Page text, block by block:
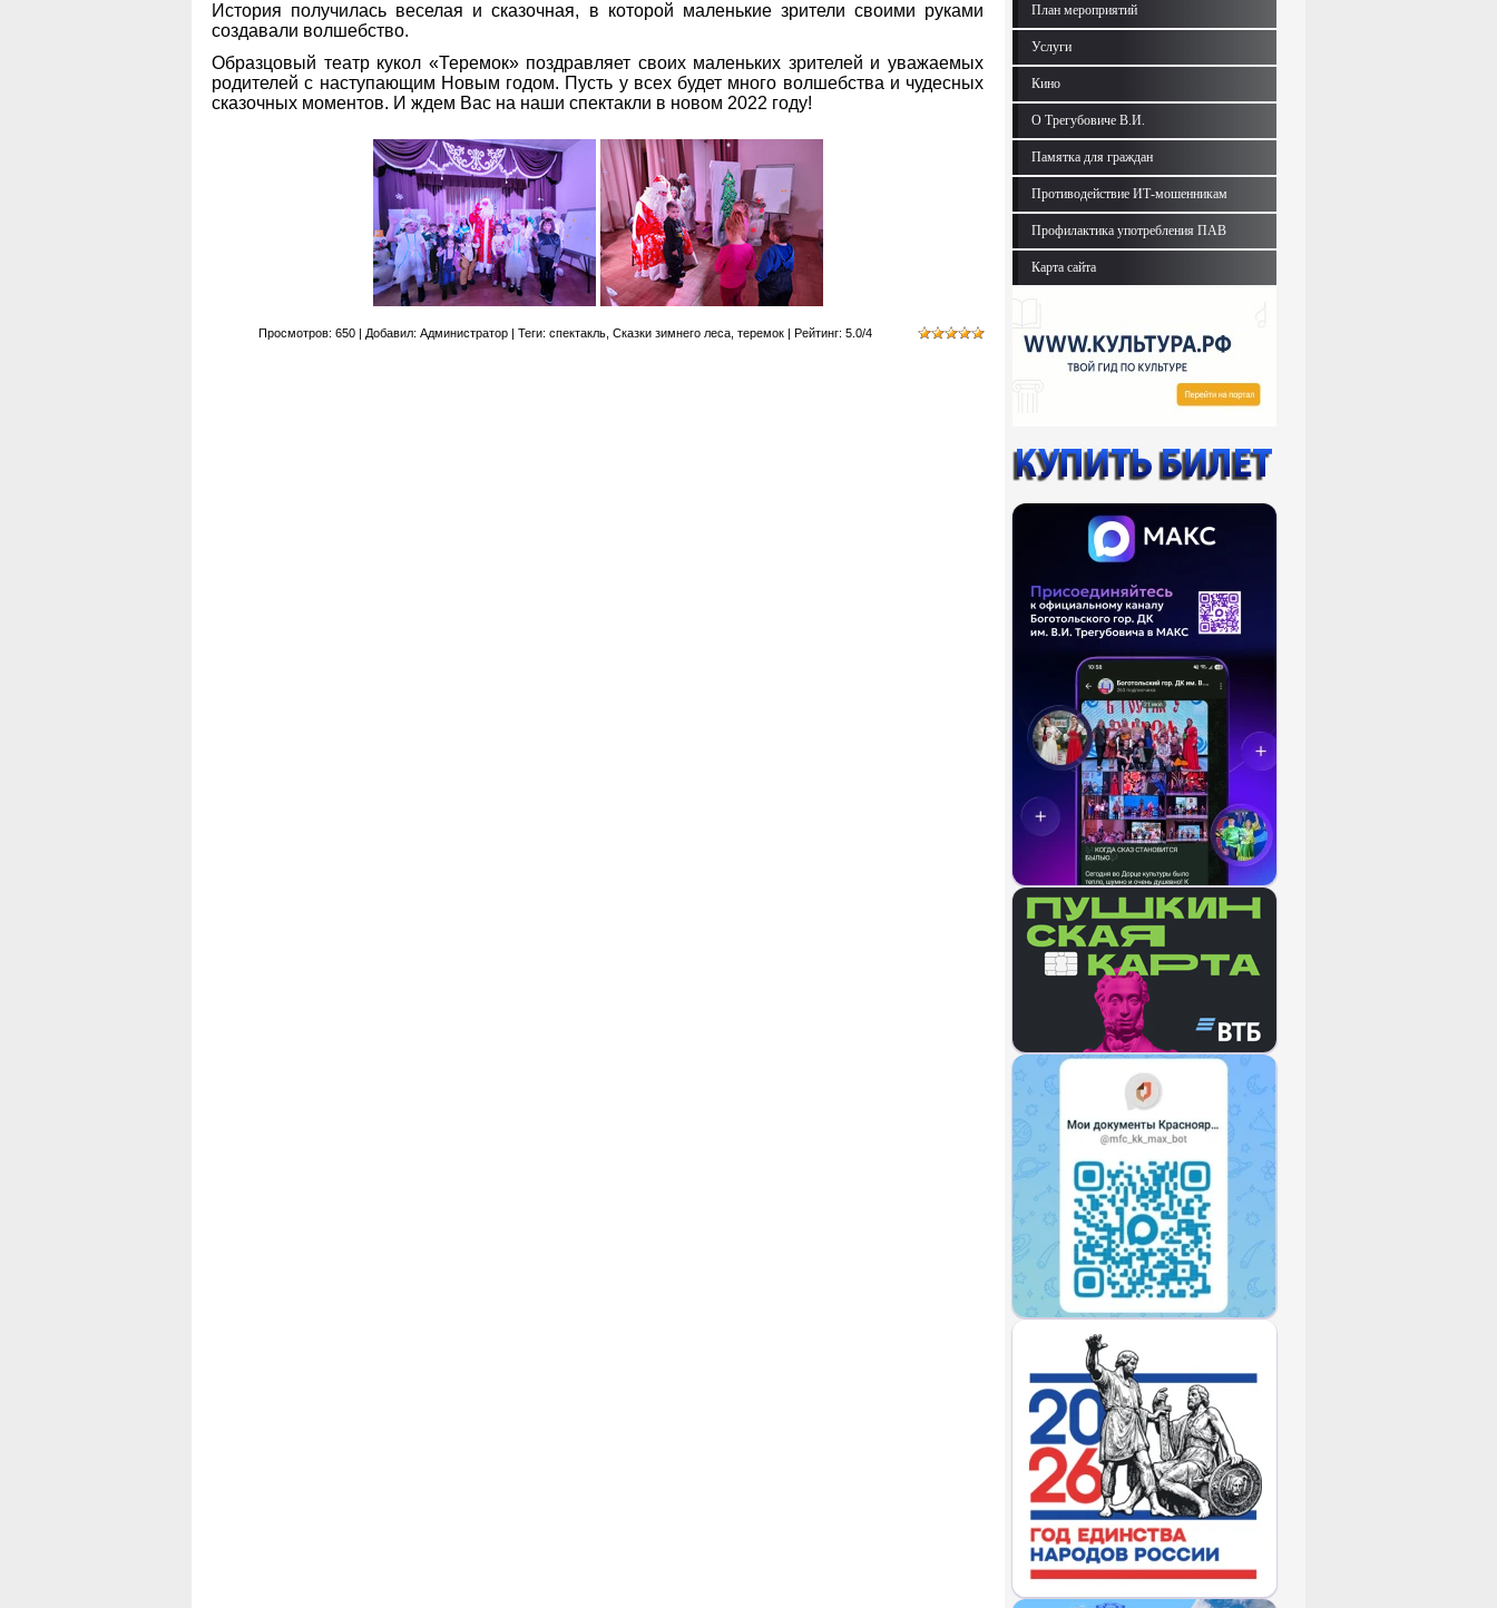
История получилась веселая и сказочная, в которой маленькие зрители своими руками
создавали волшебство.
Образцовый театр кукол «Теремок» поздравляет своих маленьких зрителей и уважаемых
родителей с наступающим Новым годом. Пусть у всех будет много волшебства и чудесных
сказочных моментов. И ждем Вас на наши спектакли в новом 2022 году!
Просмотров: 650| Добавил: Администратор | Теги: спектакль, Сказки зимнего леса, теремок | Рейтинг: 5.0/4
План мероприятий
Услуги
Кино
О Трегубовиче В.И.
Памятка для граждан
Противодействие ИТ-мошенникам
Профилактика употребления ПАВ
Карта сайта